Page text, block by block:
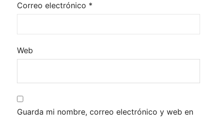
Correo electrónico *
Web
Guarda mi nombre, correo electrónico y web en